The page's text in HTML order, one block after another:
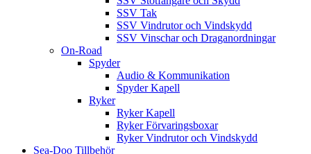
SSV Tak
SSV Vindrutor och Vindskydd
SSV Vinschar och Draganordningar
On-Road
Spyder
Audio & Kommunikation
Spyder Kapell
Ryker
Ryker Kapell
Ryker Förvaringsboxar
Ryker Vindrutor och Vindskydd
Sea-Doo Tillbehör